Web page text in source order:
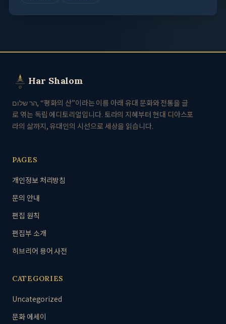
Har Shalom
הר שלום, “평화의 산”이라는 이름 아래 유대 문화와 전통을 글
로 엮는 독립 에디토리얼입니다. 토라의 지혜부터 현대 디아스포
라의 삶까지, 유대인의 시선으로 세상을 읽습니다.
PAGES
개인정보 처리방침
문의 안내
편집 원칙
편집부 소개
히브리어 용어 사전
CATEGORIES
Uncategorized
문화 에세이